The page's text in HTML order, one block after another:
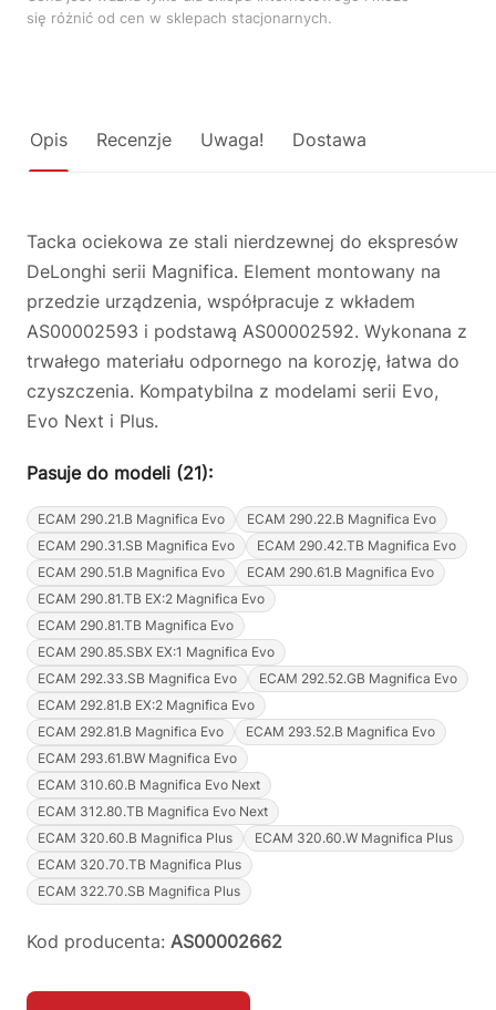
się różnić od cen w sklepach stacjonarnych.
Opis Recenzje Uwaga! Dostawa
Tacka ociekowa ze stali nierdzewnej do ekspresów
DeLonghi serii Magnifica. Element montowany na
przedzie urządzenia, współpracuje z wkładem
AS00002593 i podstawą AS00002592. Wykonana z
trwałego materiału odpornego na korozję, łatwa do
czyszczenia. Kompatybilna z modelami serii Evo,
Evo Next i Plus.
Pasuje do modeli (21):
ECAM 290.21.B Magnifica Evo
ECAM 290.22.B Magnifica Evo
ECAM 290.31.SB Magnifica Evo
ECAM 290.42.TB Magnifica Evo
ECAM 290.51.B Magnifica Evo
ECAM 290.61.B Magnifica Evo
ECAM 290.81.TB EX:2 Magnifica Evo
ECAM 290.81.TB Magnifica Evo
ECAM 290.85.SBX EX:1 Magnifica Evo
ECAM 292.33.SB Magnifica Evo
ECAM 292.52.GB Magnifica Evo
ECAM 292.81.B EX:2 Magnifica Evo
ECAM 292.81.B Magnifica Evo
ECAM 293.52.B Magnifica Evo
ECAM 293.61.BW Magnifica Evo
ECAM 310.60.B Magnifica Evo Next
ECAM 312.80.TB Magnifica Evo Next
ECAM 320.60.B Magnifica Plus
ECAM 320.60.W Magnifica Plus
ECAM 320.70.TB Magnifica Plus
ECAM 322.70.SB Magnifica Plus
Kod producenta: AS00002662